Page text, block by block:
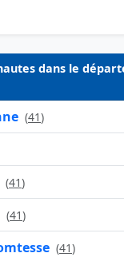
dans le
(41)
(41)
(41)
(41)